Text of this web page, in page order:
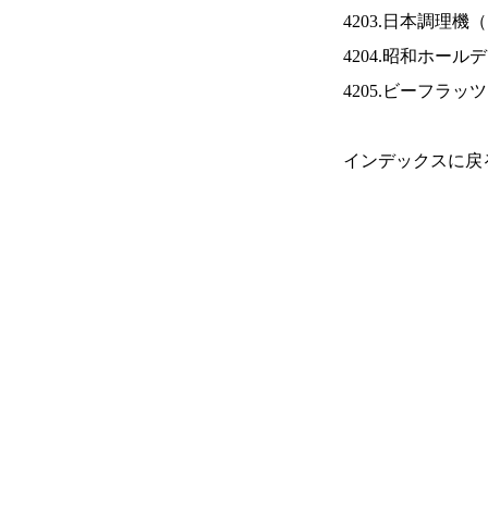
4203.日本調理機（
4204.昭和ホール
4205.ビーフラッ
インデックスに戻